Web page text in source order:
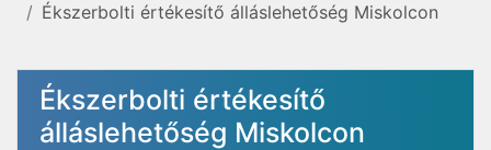
Ékszerbolti értékesítő álláslehetőség Miskolcon
Ékszerbolti értékesítő
álláslehetőség Miskolcon